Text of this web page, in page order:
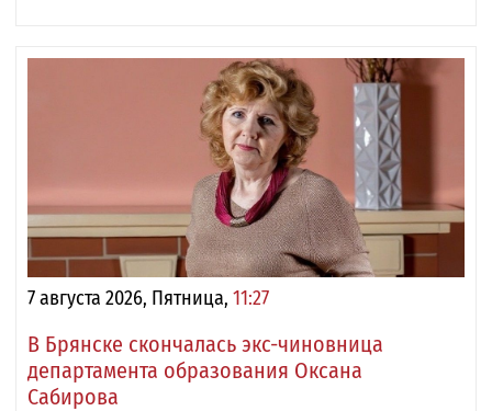
7 августа 2026, Пятница, 11:27
В Брянске скончалась экс-чиновница
департамента образования Оксана
Сабирова